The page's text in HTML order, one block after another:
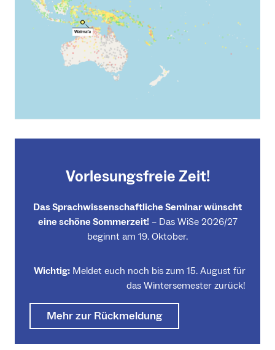
Vorlesungsfreie Zeit!
Das Sprachwissenschaftliche Seminar wünscht
eine schöne Sommerzeit!– Das WiSe 2026/27
beginnt am 19. Oktober.
Wichtig: Meldet euch noch bis zum 15. August für
das Wintersemester zurück!
Mehr zur Rückmeldung